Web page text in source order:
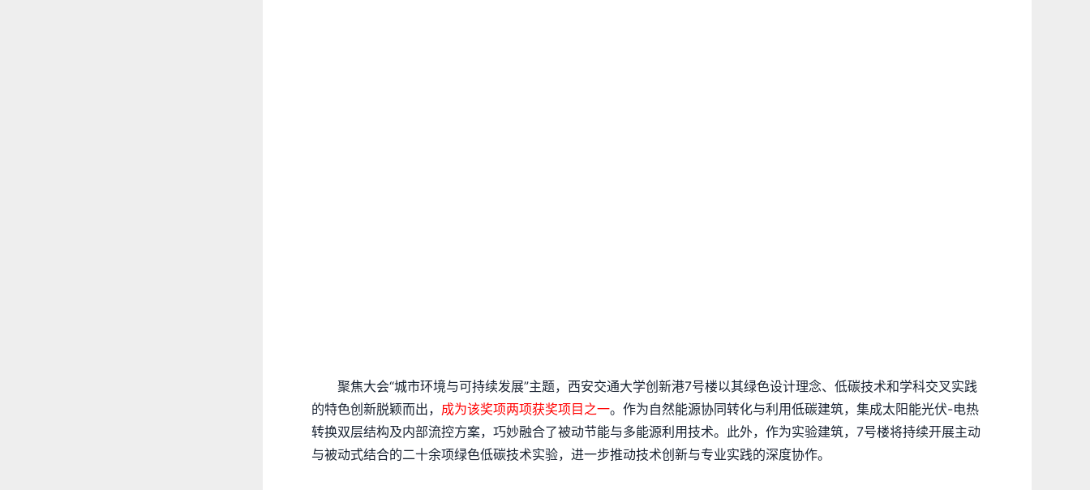
聚焦大会“城市环境与可持续发展”主题，西安交通大学创新港7号楼以其绿色设计理念、低碳技术和学科交叉实践
的特色创新脱颖而出， 成为该奖项两项获奖项目之一。作为自然能源协同转化与利用低碳建筑，集成太阳能光伏-电热
转换双层结构及内部流控方案，巧妙融合了被动节能与多能源利用技术。此外，作为实验建筑，7号楼将持续开展主动
与被动式结合的二十余项绿色低碳技术实验，进一步推动技术创新与专业实践的深度协作。